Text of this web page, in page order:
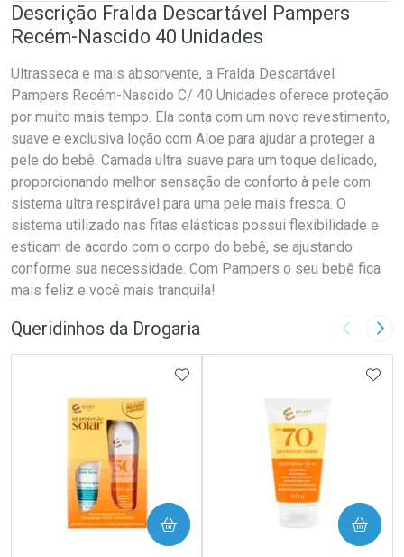
Descrição Fralda Descartável Pampers
Recém-Nascido 40 Unidades
Ultrasseca e mais absorvente, a Fralda Descartável
Pampers Recém-Nascido C/ 40 Unidades oferece proteção
por muito mais tempo. Ela conta com um novo revestimento,
suave e exclusiva loção com Aloe para ajudar a proteger a
pele do bebê. Camada ultra suave para um toque delicado,
proporcionando melhor sensação de conforto à pele com
sistema ultra respirável para uma pele mais fresca. O
sistema utilizado nas fitas elásticas possui flexibilidade e
esticam de acordo com o corpo do bebê, se ajustando
conforme sua necessidade. Com Pampers o seu bebê fica
mais feliz e você mais tranquila!
Queridinhos da Drogaria Imagem
ADICIONAR AOS FAVORITOS
COMPRAR COMPRAR